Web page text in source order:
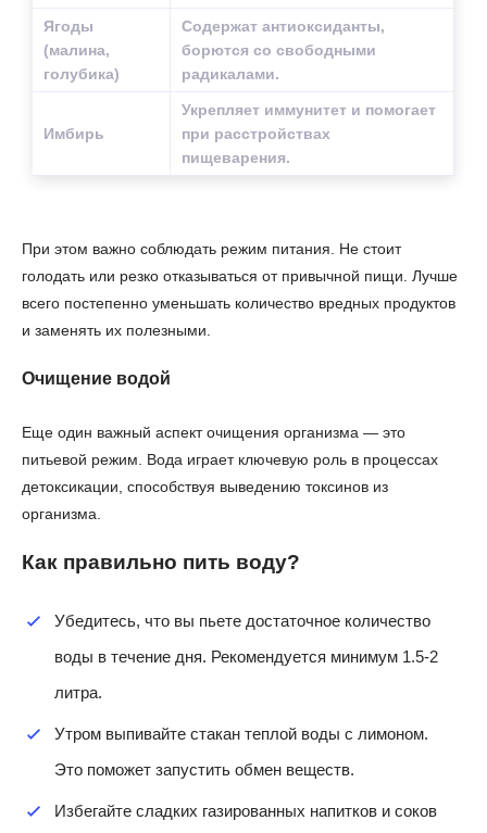
Ягоды
(малина,
голубика)
Содержат антиоксиданты,
борются со свободными
радикалами.
Имбирь
Укрепляет иммунитет и помогает
при расстройствах
пищеварения.
При этом важно соблюдать режим питания. Не стоит
голодать или резко отказываться от привычной пищи. Лучше
всего постепенно уменьшать количество вредных продуктов
и заменять их полезными.
Очищение водой
Еще один важный аспект очищения организма — это
питьевой режим. Вода играет ключевую роль в процессах
детоксикации, способствуя выведению токсинов из
организма.
Как правильно пить воду?
Убедитесь, что вы пьете достаточное количество
воды в течение дня. Рекомендуется минимум 1.5-2
литра.
Утром выпивайте стакан теплой воды с лимоном.
Это поможет запустить обмен веществ.
Избегайте сладких газированных напитков и соков